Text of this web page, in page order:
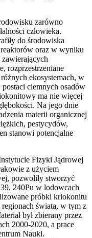
zarówno
człowieka.
do środowiska
oraz w wyniku
rozprzestrzeniane
ekosystemach, w
ciemnych osadów
ma nie więcej
Na jego dnie
materii organicznej
pestycydów,
stanowi potencjalne
Fizyki Jądrowej
z użyciem
pozwoliły stworzyć
240Pu w lodowcach
próbki kriokonitu
świata, w tym z
był zbierany przez
2000-2020, a prace
Nauki.